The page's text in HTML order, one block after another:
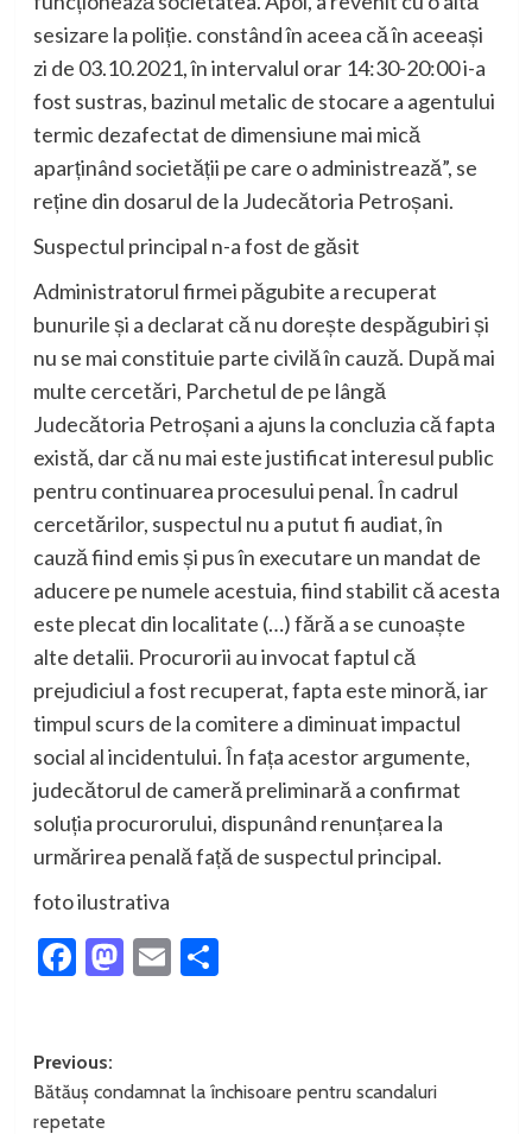
sesizare la poliție. constând în aceea că în aceeași
zi de 03.10.2021, în intervalul orar 14:30-20:00 i-a
fost sustras, bazinul metalic de stocare a agentului
termic dezafectat de dimensiune mai mică
aparținând societății pe care o administrează”, se
reține din dosarul de la Judecătoria Petroșani.
Suspectul principal n-a fost de găsit
Administratorul firmei păgubite a recuperat
bunurile și a declarat că nu dorește despăgubiri și
nu se mai constituie parte civilă în cauză. După mai
multe cercetări, Parchetul de pe lângă
Judecătoria Petroșani a ajuns la concluzia că fapta
există, dar că nu mai este justificat interesul public
pentru continuarea procesului penal. În cadrul
cercetărilor, suspectul nu a putut fi audiat, în
cauză fiind emis și pus în executare un mandat de
aducere pe numele acestuia, fiind stabilit că acesta
este plecat din localitate (…) fără a se cunoaște
alte detalii. Procurorii au invocat faptul că
prejudiciul a fost recuperat, fapta este minoră, iar
timpul scurs de la comitere a diminuat impactul
social al incidentului. În fața acestor argumente,
judecătorul de cameră preliminară a confirmat
soluția procurorului, dispunând renunțarea la
urmărirea penală față de suspectul principal.
foto ilustrativa
Facebook
Mastodon
EmailPartajează
Post
navigation
Previous:
Bătăuș condamnat la închisoare pentru scandaluri
repetate